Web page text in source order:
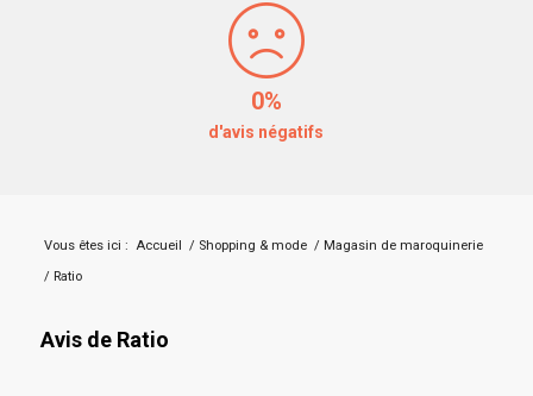
0%
d'avis négatifs
Vous êtes ici : Accueil / Shopping & mode / Magasin de maroquinerie
/ Ratio
Avis de Ratio